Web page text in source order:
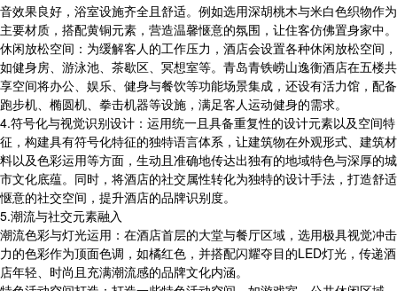
音效果良好，浴室设施齐全且舒适。例如选用深胡桃木与米白色织物作为
主要材质，搭配黄铜元素，营造温馨惬意的氛围，让住客仿佛置身家中。
休闲放松空间：为缓解客人的工作压力，酒店会设置各种休闲放松空间，
如健身房、游泳池、茶歇区、冥想室等。青岛青铁崂山逸衡酒店在五楼共
享空间将办公、娱乐、健身与餐饮等功能场景集成，还设有活力馆，配备
跑步机、椭圆机、拳击机器等设施，满足客人运动健身的需求。
4.符号化与视觉识别设计：运用统一且具备重复性的设计元素以及空间特
征，构建具有符号化特征的独特语言体系，让建筑物在外观形式、建筑材
料以及色彩运用等方面，生动且准确地传达出独有的地域特色与深厚的城
市文化底蕴。同时，将酒店的社交属性转化为独特的设计手法，打造舒适
惬意的社交空间，提升酒店的品牌识别度。
5.潮流与社交元素融入
潮流色彩与灯光运用：在酒店首层的大堂与餐厅区域，选用极具视觉冲击
力的色彩作为顶面色调，如橘红色，并搭配闪耀夺目的LED灯光，传递酒
店年轻、时尚且充满潮流感的品牌文化内涵。